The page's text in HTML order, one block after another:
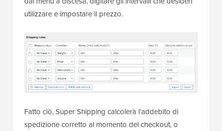
utilizzare e impostare il prezzo.
Fatto ciò, Super Shipping calcolerà l'addebito di
spedizione corretto al momento del checkout, o